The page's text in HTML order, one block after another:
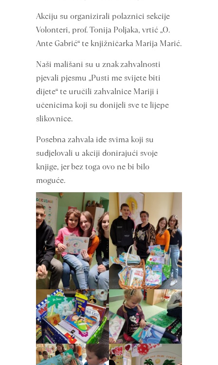
Akciju su organizirali polaznici sekcije
Volonteri, prof. Tonija Poljaka, vrtić „O.
Ante Gabrić“ te knjižničarka Marija Marić.
Naši mališani su u znak zahvalnosti
pjevali pjesmu „Pusti me svijete biti
dijete“ te uručili zahvalnice Mariji i
učenicima koji su donijeli sve te lijepe
slikovnice.
Posebna zahvala ide svima koji su
sudjelovali u akciji donirajući svoje
knjige, jer bez toga ovo ne bi bilo
moguće.